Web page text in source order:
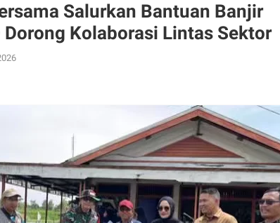
Salurkan Bantuan Banjir
Dorong Kolaborasi Lintas Sektor